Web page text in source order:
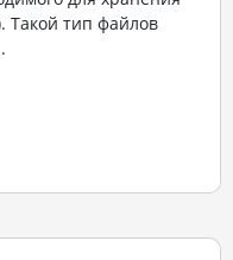
Такой тип файлов